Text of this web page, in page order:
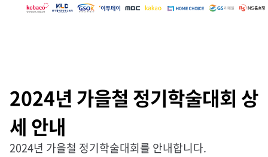
2024년 가을철 정기학술대회 상
세 안내
2024년 가을철 정기학술대회를 안내합니다.